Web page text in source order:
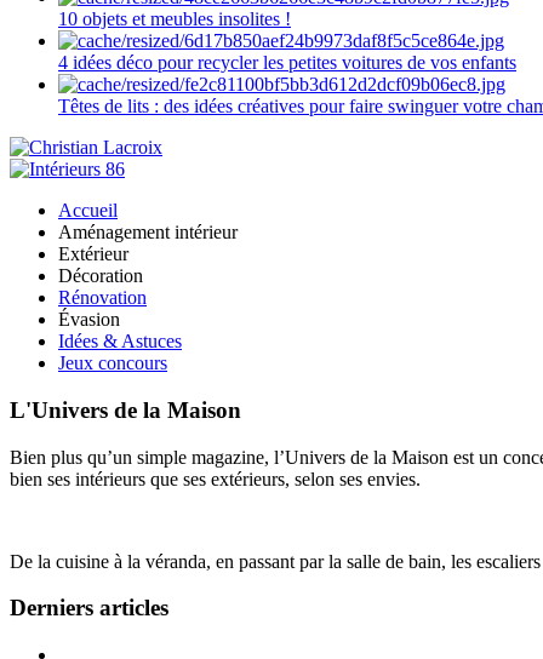
10 objets et meubles insolites !
4 idées déco pour recycler les petites voitures de vos enfants
Têtes de lits : des idées créatives pour faire swinguer votre
Accueil
Aménagement intérieur
Extérieur
Décoration
Rénovation
Évasion
Idées & Astuces
Jeux concours
L'Univers de la Maison
Bien plus qu’un simple magazine, l’Univers de la Maison est un
bien ses intérieurs que ses extérieurs, selon ses envies.
De la cuisine à la véranda, en passant par la salle de bain, les
Derniers articles